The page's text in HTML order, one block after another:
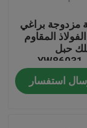
مزدوجة براغي
المقاوم
حبل
استفسار